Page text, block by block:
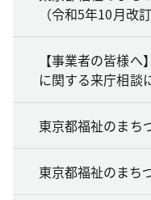
（令和5年10月改訂
【事業者の皆様
に関する来庁相談
東京都福祉のまち
東京都福祉のまち